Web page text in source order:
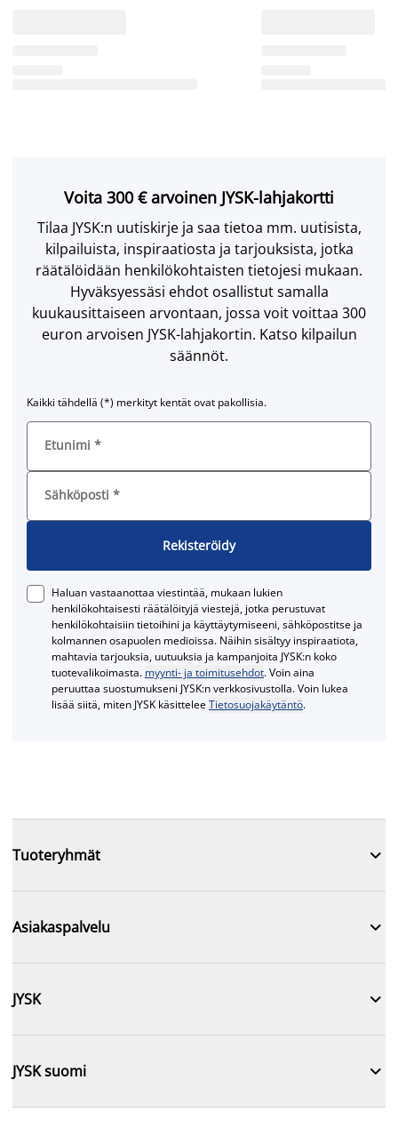
Voita 300 € arvoinen JYSK-lahjakortti
Tilaa JYSK:n uutiskirje ja saa tietoa mm. uutisista,
kilpailuista, inspiraatiosta ja tarjouksista, jotka
räätälöidään henkilökohtaisten tietojesi mukaan.
Hyväksyessäsi ehdot osallistut samalla
kuukausittaiseen arvontaan, jossa voit voittaa 300
euron arvoisen JYSK-lahjakortin. Katso kilpailun
säännöt.
Kaikki tähdellä (*) merkityt kentät ovat pakollisia.
Etunimi *
Sähköposti *
Rekisteröidy
Haluan vastaanottaa viestintää, mukaan lukien
henkilökohtaisesti räätälöityjä viestejä, jotka perustuvat
henkilökohtaisiin tietoihini ja käyttäytymiseeni, sähköpostitse ja
kolmannen osapuolen medioissa. Näihin sisältyy inspiraatiota,
mahtavia tarjouksia, uutuuksia ja kampanjoita JYSK:n koko
tuotevalikoimasta. myynti- ja toimitusehdot. Voin aina
peruuttaa suostumukseni JYSK:n verkkosivustolla. Voin lukea
lisää siitä, miten JYSK käsitteleeTietosuojakäytäntö.
Tuoteryhmät 
Asiakaspalvelu 
JYSK 
JYSK suomi 